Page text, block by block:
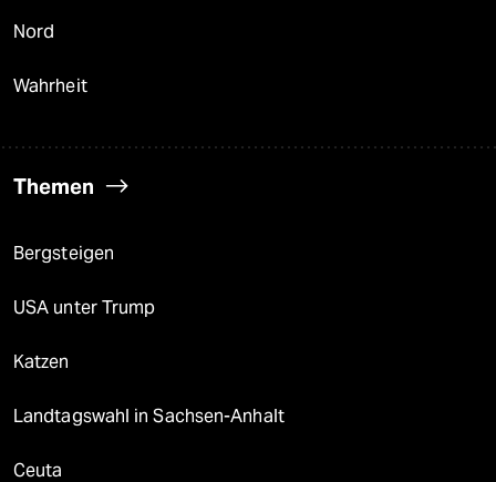
Nord
Wahrheit
Themen
Bergsteigen
USA unter Trump
Katzen
Landtagswahl in Sachsen-Anhalt
Ceuta